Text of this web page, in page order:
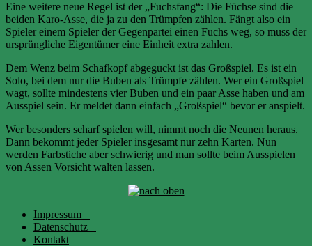
Eine weitere neue Regel ist der „Fuchsfang“: Die Füchse sind die
beiden Karo-Asse, die ja zu den Trümpfen zählen. Fängt also ein
Spieler einem Spieler der Gegenpartei einen Fuchs weg, so muss der
ursprüngliche Eigentümer eine Einheit extra zahlen.
Dem Wenz beim Schafkopf abgeguckt ist das Großspiel. Es ist ein
Solo, bei dem nur die Buben als Trümpfe zählen. Wer ein Großspiel
wagt, sollte mindestens vier Buben und ein paar Asse haben und am
Ausspiel sein. Er meldet dann einfach „Großspiel“ bevor er anspielt.
Wer besonders scharf spielen will, nimmt noch die Neunen heraus.
Dann bekommt jeder Spieler insgesamt nur zehn Karten. Nun
werden Farbstiche aber schwierig und man sollte beim Ausspielen
von Assen Vorsicht walten lassen.
Impressum
Datenschutz
Kontakt